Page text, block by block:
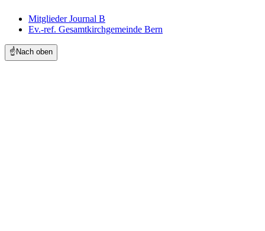
Mitglieder Journal B
Ev.-ref. Gesamtkirchgemeinde Bern
☝️ Nach oben